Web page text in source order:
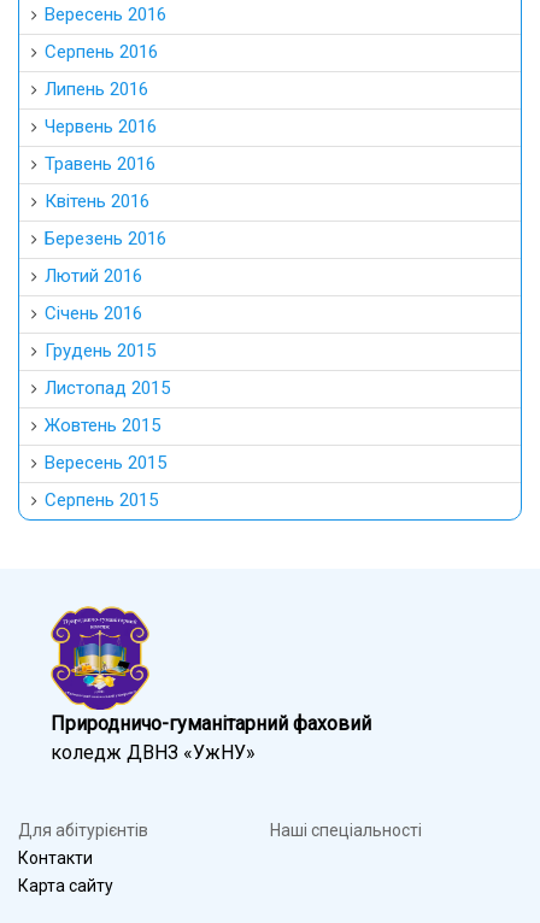
Вересень 2016
Серпень 2016
Липень 2016
Червень 2016
Травень 2016
Квітень 2016
Березень 2016
Лютий 2016
Січень 2016
Грудень 2015
Листопад 2015
Жовтень 2015
Вересень 2015
Серпень 2015
Природничо-гуманітарний фаховий
коледж ДВНЗ «УжНУ»
Для абітурієнтів
Контакти
Карта сайту
Наші спеціальності